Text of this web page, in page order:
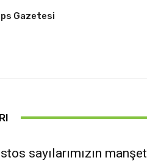
Gazetesi
sayılarımızın